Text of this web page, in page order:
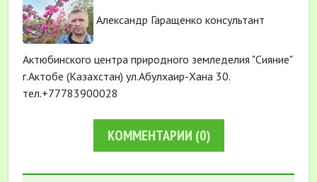
Александр Гаращенко консультант
Актюбинского центра природного земледелия "Сияние"
г.Актобе (Казахстан) ул.Абулхаир-Хана 30.
тел.+77783900028
КОММЕНТАРИИ (0)